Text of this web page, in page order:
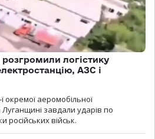
логістику
АЗС і
окремої аеромобільної
завдали ударів по
російських військ.